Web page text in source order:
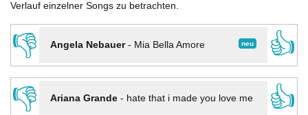
Verlauf einzelner Songs zu betrachten.
👎 neu
Angela Nebauer- Mia Bella Amore
👍
👎
Ariana Grande- hate that i made you love me
👍